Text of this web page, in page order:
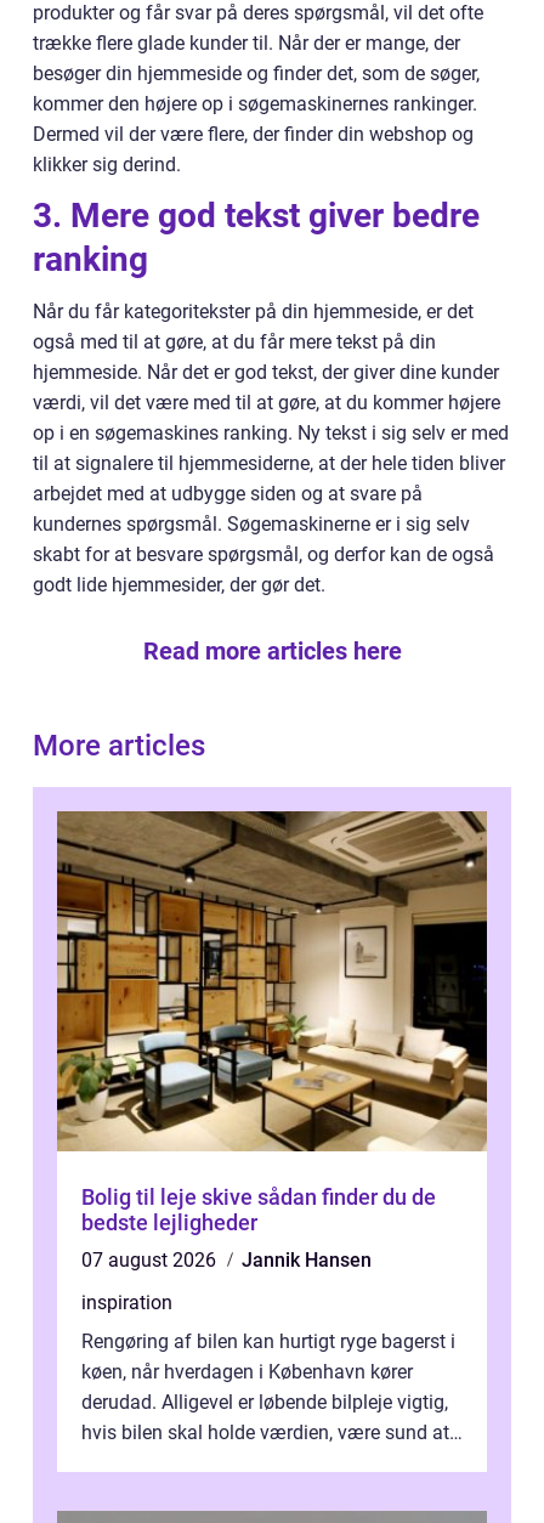
produkter og får svar på deres spørgsmål, vil det ofte
trække flere glade kunder til. Når der er mange, der
besøger din hjemmeside og finder det, som de søger,
kommer den højere op i søgemaskinernes rankinger.
Dermed vil der være flere, der finder din webshop og
klikker sig derind.
3. Mere god tekst giver bedre
ranking
Når du får kategoritekster på din hjemmeside, er det
også med til at gøre, at du får mere tekst på din
hjemmeside. Når det er god tekst, der giver dine kunder
værdi, vil det være med til at gøre, at du kommer højere
op i en søgemaskines ranking. Ny tekst i sig selv er med
til at signalere til hjemmesiderne, at der hele tiden bliver
arbejdet med at udbygge siden og at svare på
kundernes spørgsmål. Søgemaskinerne er i sig selv
skabt for at besvare spørgsmål, og derfor kan de også
godt lide hjemmesider, der gør det.
Read more articles here
More articles
Bolig til leje skive sådan finder du de
bedste lejligheder
07 august 2026
Jannik Hansen
inspiration
Rengøring af bilen kan hurtigt ryge bagerst i
køen, når hverdagen i København kører
derudad. Alligevel er løbende bilpleje vigtig,
hvis bilen skal holde værdien, være sund at